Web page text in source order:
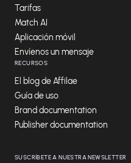
Tarifas
Match AI
Aplicación móvil
Envíenos un mensaje
RECURSOS
El blog de Affilae
Guía de uso
Brand documentation
Publisher documentation
SUSCRÍBETE A NUESTRA NEWSLETTER